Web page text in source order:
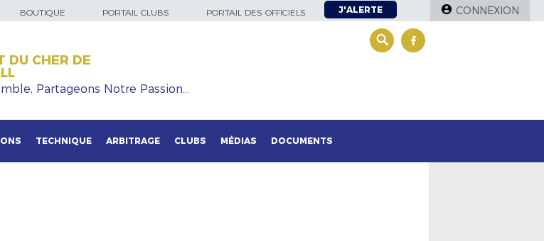
BOUTIQUE PORTAIL CLUBS PORTAIL DES OFFICIELS J'ALERTE CONNEXION
DU CHER DE
Partageons Notre Passion…
TECHNIQUE ARBITRAGE CLUBS MÉDIAS DOCUMENTS